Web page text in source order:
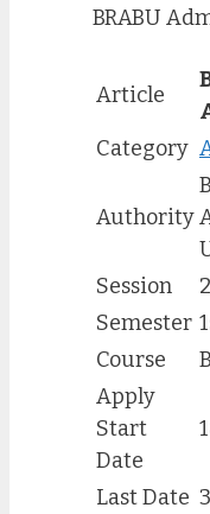
BRABU
Article
Category
Authority
Session
Semester
Course
Apply
Start
Date
Last Date